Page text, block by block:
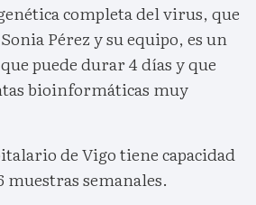
completa del virus, que
Pérez y su equipo, es un
puede durar 4 días y que
bioinformáticas muy
de Vigo tiene capacidad
muestras semanales.